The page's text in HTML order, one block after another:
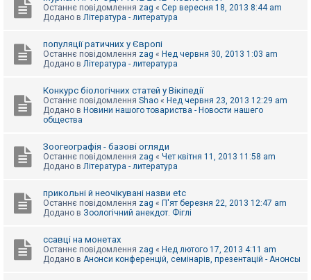
е
ш
к
м
г
Останнє повідомлення zag « Сер вересня 18, 2013 8:44 am
Додано в Література - литература
популяції ратичних у Європі
Останнє повідомлення zag « Нед червня 30, 2013 1:03 am
Додано в Література - литература
Конкурс біологічних статей у Вікіпедії
Останнє повідомлення Shao « Нед червня 23, 2013 12:29 am
Додано в Новини нашого товариства - Новости нашего
общества
Зоогеографія - базові огляди
Останнє повідомлення zag « Чет квітня 11, 2013 11:58 am
Додано в Література - литература
прикольні й неочікувані назви etc
Останнє повідомлення zag « П'ят березня 22, 2013 12:47 am
Додано в Зоологічний анекдот. Фіглі
ссавці на монетах
Останнє повідомлення zag « Нед лютого 17, 2013 4:11 am
Додано в Анонси конференцій, семінарів, презентацій - Анонсы